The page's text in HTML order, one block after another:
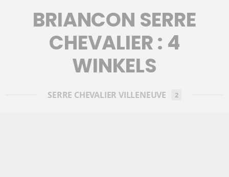
BRIANCON SERRE
CHEVALIER : 4
WINKELS
SERRE CHEVALIER VILLENEUVE 2